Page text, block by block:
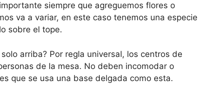
siempre que agreguemos flores o
va a variar, en este caso tenemos una especie
sobre el tope.
arriba? Por regla universal, los centros de
de la mesa. No deben incomodar o
que se usa una base delgada como esta.